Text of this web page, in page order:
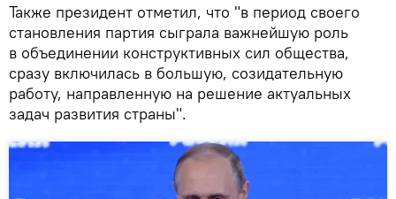
Также президент отметил, что "в период своего
становления партия сыграла важнейшую роль
в объединении конструктивных сил общества,
сразу включилась в большую, созидательную
работу, направленную на решение актуальных
задач развития страны".